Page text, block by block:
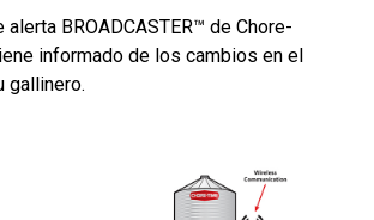
BROADCASTER™ de Chore-
informado de los cambios en el
gallinero.